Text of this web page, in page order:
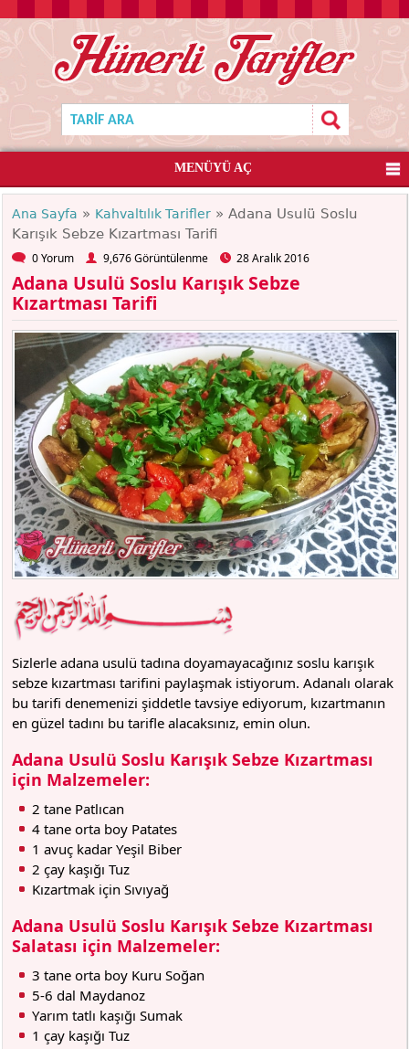
MENÜYÜ AÇ
Ana Sayfa » Kahvaltılık Tarifler » Adana Usulü Soslu
Karışık Sebze Kızartması Tarifi
0 Yorum 9,676 Görüntülenme 28 Aralık 2016
Adana Usulü Soslu Karışık Sebze
Kızartması Tarifi
Sizlerle adana usulü tadına doyamayacağınız soslu karışık
sebze kızartması tarifini paylaşmak istiyorum. Adanalı olarak
bu tarifi denemenizi şiddetle tavsiye ediyorum, kızartmanın
en güzel tadını bu tarifle alacaksınız, emin olun.
Adana Usulü Soslu Karışık Sebze Kızartması
için Malzemeler:
2 tane Patlıcan
4 tane orta boy Patates
1 avuç kadar Yeşil Biber
2 çay kaşığı Tuz
Kızartmak için Sıvıyağ
Adana Usulü Soslu Karışık Sebze Kızartması
Salatası için Malzemeler:
3 tane orta boy Kuru Soğan
5-6 dal Maydanoz
Yarım tatlı kaşığı Sumak
1 çay kaşığı Tuz